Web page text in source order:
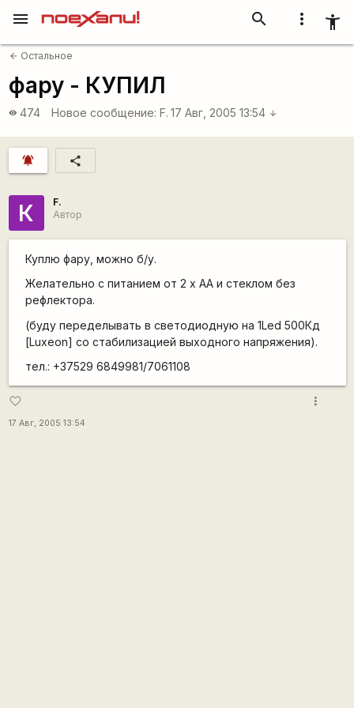
more_vert accessibility_new
search
menu
arrow_back Остальное
фару - КУПИЛ
visibility 474 Новое сообщение: F. 17 Авг, 2005 13:54 arrow_downward
notifications_active share
К
F.
Автор
Куплю фару, можно б/у.
Желательно с питанием от 2 х АА и стеклом без
рефлектора.
(буду переделывать в светодиодную на 1Led 500Кд
[Luxeon] со стабилизацией выходного напряжения).
тел.: +37529 6849981/7061108
favorite_border
17 Авг, 2005 13:54
more_vert